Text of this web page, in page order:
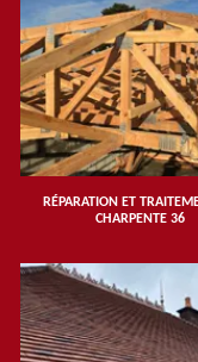
RÉPARATION ET
CHARPENTE 36